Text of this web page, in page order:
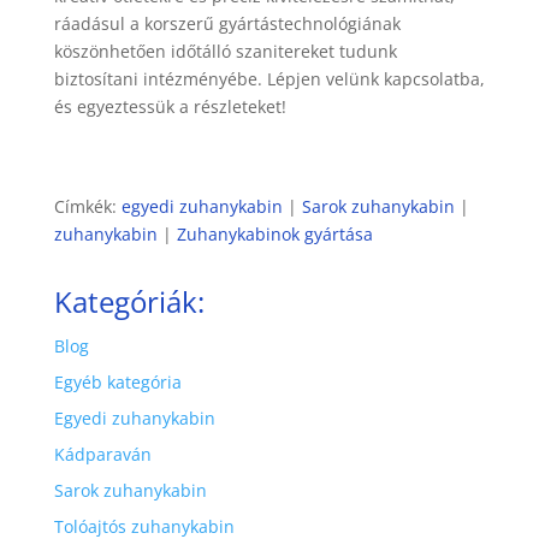
ráadásul a korszerű gyártástechnológiának
köszönhetően időtálló szanitereket tudunk
biztosítani intézményébe. Lépjen velünk kapcsolatba,
és egyeztessük a részleteket!
Címkék: egyedi zuhanykabin | Sarok zuhanykabin |
zuhanykabin | Zuhanykabinok gyártása
Kategóriák:
Blog
Egyéb kategória
Egyedi zuhanykabin
Kádparaván
Sarok zuhanykabin
Tolóajtós zuhanykabin